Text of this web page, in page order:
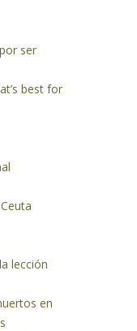
ser
best for
lección
en